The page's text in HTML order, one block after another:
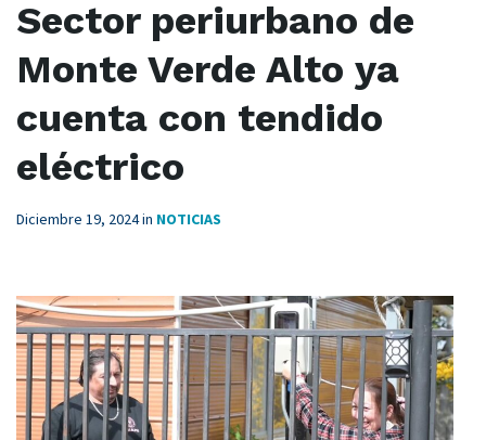
Sector periurbano de
Monte Verde Alto ya
cuenta con tendido
eléctrico
Diciembre 19, 2024in NOTICIAS